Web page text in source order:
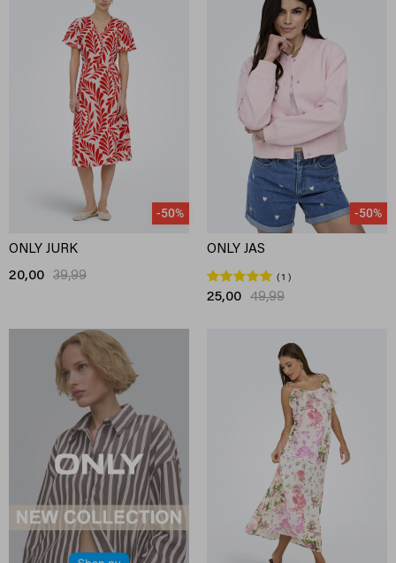
-50%
ONLY JURK
20,00 39,99
-50%
ONLY JAS
1
25,00 49,99